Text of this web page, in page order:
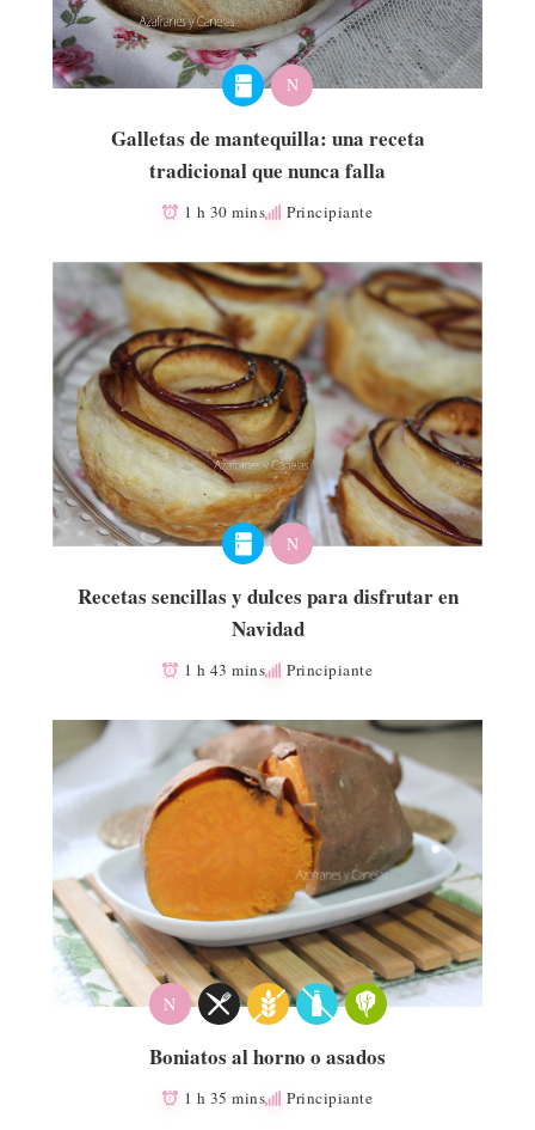
N
Galletas de mantequilla: una receta
tradicional que nunca falla
1 h 30 mins Principiante
N
Recetas sencillas y dulces para disfrutar en
Navidad
1 h 43 mins Principiante
N
Boniatos al horno o asados
1 h 35 mins Principiante